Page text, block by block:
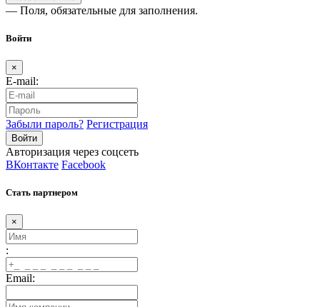
— Поля, обязательные для заполнения.
Войти
×
E-mail:
Забыли пароль? Регистрация
Авторизация через соцсеть
ВКонтакте Facebook
Стать партнером
×
:
Email: